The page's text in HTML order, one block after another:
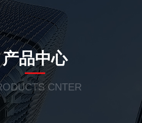
产品中心
CNTER